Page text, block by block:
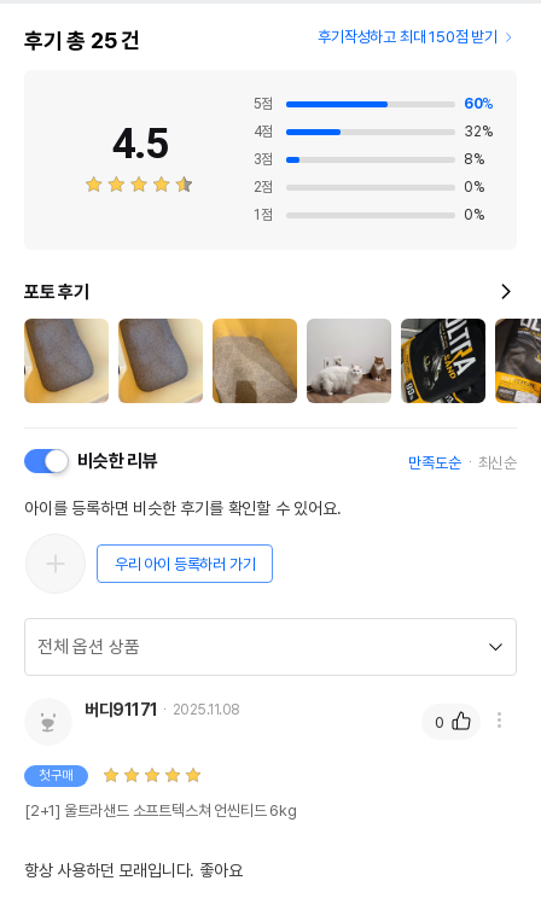
후기 총 25건 후기작성하고 최대 150점 받기
4.5
5점 60%
4점 32%
3점 8%
2점 0%
1 점 0%
포토 후기
비슷한 리뷰 만족도순 최신순
아이를 등록하면 비슷한 후기를 확인할 수 있어요.
우리 아이 등록하러 가기
버디91171 2025.11.08
첫구매
[2+1] 울트라샌드 소프트텍스쳐 언씬티드 6kg
항상 사용하던 모래입니다. 좋아요
0